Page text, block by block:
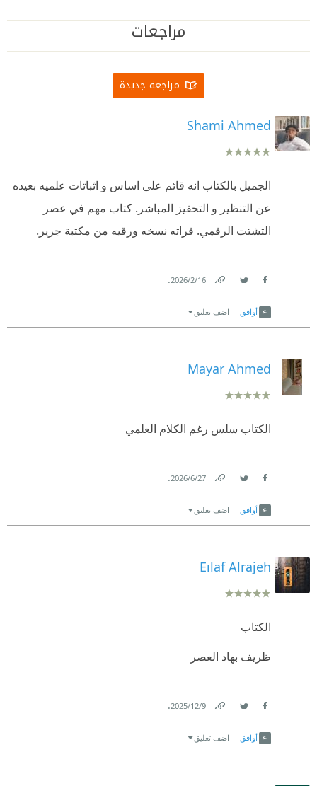
مراجعات
مراجعة جديدة
Shami Ahmed
الجميل بالكتاب انه قائم على اساس و اثباتات علميه بعيده
عن التنظير و التحفيز المباشر. كتاب مهم في عصر
التشتت الرقمي. قراته نسخه ورقيه من مكتبة جرير.
16‏/2‏/2026
.
أوافق اضف تعليق
Mayar Ahmed
الكتاب سلس رغم الكلام العلمي
27‏/6‏/2026
.
أوافق اضف تعليق
Eılaf Alrajeh
الكتاب
ظريف بهاد العصر
9‏/12‏/2025
.
أوافق اضف تعليق